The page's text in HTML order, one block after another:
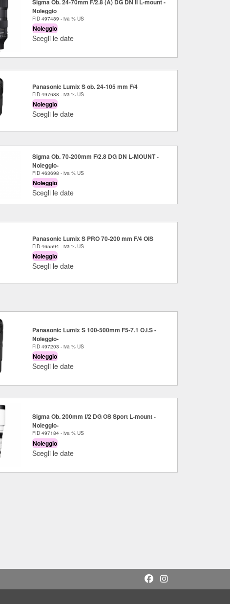
Sigma Ob. 24-70mm F/2.8 (A) DG DN II L-mount -
Noleggio
FID 497489 - iva % US
Noleggio
Scegli le date
Panasonic Lumix S ob. 24-105 mm F/4
FID 497688 - iva % US
Noleggio
Scegli le date
Sigma Ob. 70-200mm F/2.8 DG DN L-MOUNT -
Noleggio-
FID 463698 - iva % US
Noleggio
Scegli le date
Panasonic Lumix S PRO 70-200 mm F/4 OIS
FID 465594 - iva % US
Noleggio
Scegli le date
Panasonic Lumix S 100-500mm F5-7.1 O.I.S -
Noleggio-
FID 497203 - iva % US
Noleggio
Scegli le date
Sigma Ob. 200mm f/2 DG OS Sport L-mount -
Noleggio-
FID 497184 - iva % US
Noleggio
Scegli le date